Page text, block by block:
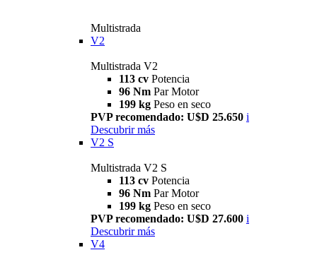
Multistrada
V2
Multistrada V2
113 cv Potencia
96 Nm Par Motor
199 kg Peso en seco
PVP recomendado: U$D 25.650 i
Descubrir más
V2 S
Multistrada V2 S
113 cv Potencia
96 Nm Par Motor
199 kg Peso en seco
PVP recomendado: U$D 27.600 i
Descubrir más
V4